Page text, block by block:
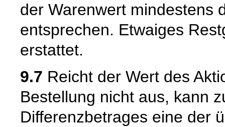
der Warenwert mindestens
entsprechen. Etwaiges
erstattet.
9.7 Reicht der Wert des
Bestellung nicht aus, kann
Differenzbetrages eine der